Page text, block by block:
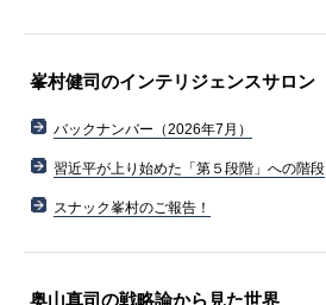
峯村健司のインテリジェンスサロン
バックナンバー（2026年7月）
習近平が上り始めた「第５段階」への階段
スナック峯村のご報告！
奥山真司の戦略論から見た世界